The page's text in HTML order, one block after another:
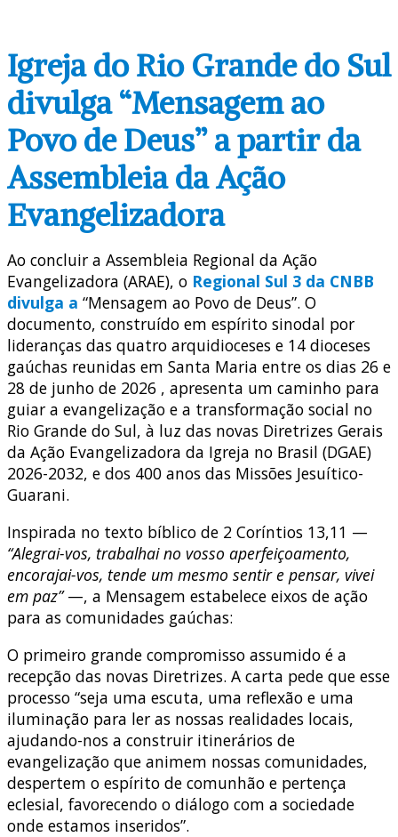
Igreja do Rio Grande do Sul
divulga “Mensagem ao
Povo de Deus” a partir da
Assembleia da Ação
Evangelizadora
Ao concluir a Assembleia Regional da Ação
Evangelizadora (ARAE), o Regional Sul 3 da CNBB
divulga a “Mensagem ao Povo de Deus”. O
documento, construído em espírito sinodal por
lideranças das quatro arquidioceses e 14 dioceses
gaúchas reunidas em Santa Maria entre os dias 26 e
28 de junho de 2026 , apresenta um caminho para
guiar a evangelização e a transformação social no
Rio Grande do Sul, à luz das novas Diretrizes Gerais
da Ação Evangelizadora da Igreja no Brasil (DGAE)
2026-2032, e dos 400 anos das Missões Jesuítico-
Guarani.
Inspirada no texto bíblico de 2 Coríntios 13,11 —
“Alegrai-vos, trabalhai no vosso aperfeiçoamento,
encorajai-vos, tende um mesmo sentir e pensar, vivei
em paz” —, a Mensagem estabelece eixos de ação
para as comunidades gaúchas:
O primeiro grande compromisso assumido é a
recepção das novas Diretrizes. A carta pede que esse
processo “seja uma escuta, uma reflexão e uma
iluminação para ler as nossas realidades locais,
ajudando-nos a construir itinerários de
evangelização que animem nossas comunidades,
despertem o espírito de comunhão e pertença
eclesial, favorecendo o diálogo com a sociedade
onde estamos inseridos”.